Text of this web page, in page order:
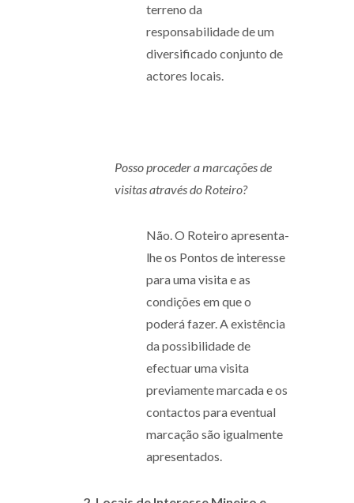
terreno da
responsabilidade de um
diversificado conjunto de
actores locais.
Posso proceder a marcações de
visitas através do Roteiro?
Não. O Roteiro apresenta-
lhe os Pontos de interesse
para uma visita e as
condições em que o
poderá fazer. A existência
da possibilidade de
efectuar uma visita
previamente marcada e os
contactos para eventual
marcação são igualmente
apresentados.